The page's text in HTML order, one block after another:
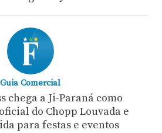
Guia Comercial
chega a Ji-Paraná como
do Chopp Louvada e
para festas e eventos